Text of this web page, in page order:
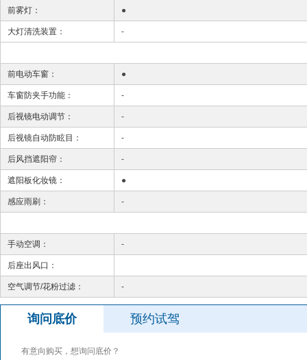
前雾灯： ●
大灯清洗装置： -
前电动车窗： ●
车窗防夹手功能： -
后视镜电动调节： -
后视镜自动防眩目： -
后风挡遮阳帘： -
遮阳板化妆镜： ●
感应雨刷： -
手动空调： -
后座出风口：
空气调节/花粉过滤： -